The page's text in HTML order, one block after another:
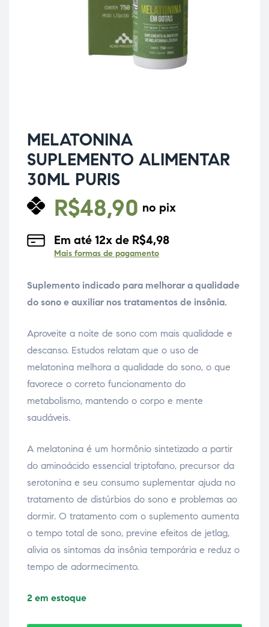
MELATONINA
SUPLEMENTO ALIMENTAR
30ML PURIS
R$48,90 no pix
Em até 12x de R$4,98
Mais formas de pagamento
Suplemento indicado para melhorar a qualidade
do sono e auxiliar nos tratamentos de insônia.
Aproveite a noite de sono com mais qualidade e
descanso. Estudos relatam que o uso de
melatonina melhora a qualidade do sono, o que
favorece o correto funcionamento do
metabolismo, mantendo o corpo e mente
saudáveis.
A melatonina é um hormônio sintetizado a partir
do aminoácido essencial triptofano, precursor da
serotonina e seu consumo suplementar ajuda no
tratamento de distúrbios do sono e problemas ao
dormir. O tratamento com o suplemento aumenta
o tempo total de sono, previne efeitos de jetlag,
alivia os sintomas da insônia temporária e reduz o
tempo de adormecimento.
2 em estoque